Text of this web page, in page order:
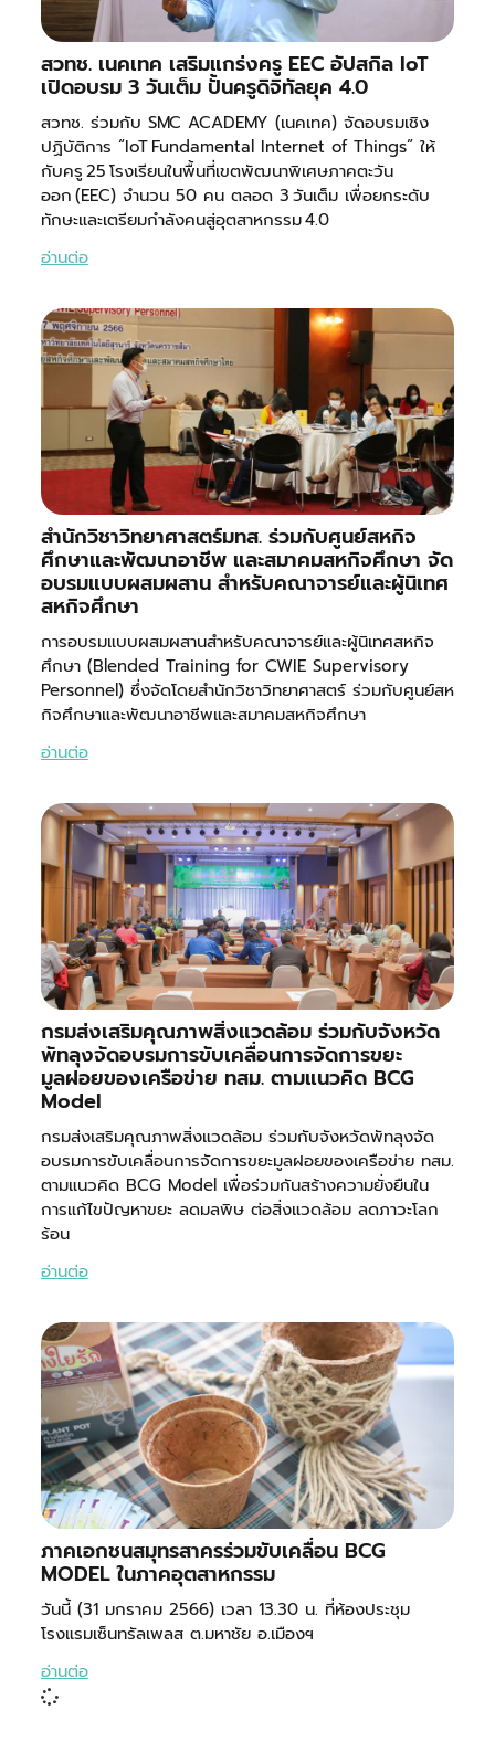
สวทช. เนคเทค เสริมแกร่งครู EEC อัปสกิล IoT
เปิดอบรม 3 วันเต็ม ปั้นครูดิจิทัลยุค 4.0
สวทช. ร่วมกับ SMC ACADEMY (เนคเทค) จัดอบรมเชิง
ปฏิบัติการ “IoT Fundamental Internet of Things” ให้
กับครู 25 โรงเรียนในพื้นที่เขตพัฒนาพิเศษภาคตะวัน
ออก (EEC) จำนวน 50 คน ตลอด 3 วันเต็ม เพื่อยกระดับ
ทักษะและเตรียมกำลังคนสู่อุตสาหกรรม 4.0
อ่านต่อ
สำนักวิชาวิทยาศาสตร์มทส. ร่วมกับศูนย์สหกิจ
ศึกษาและพัฒนาอาชีพ และสมาคมสหกิจศึกษา จัด
อบรมแบบผสมผสาน สำหรับคณาจารย์และผู้นิเทศ
สหกิจศึกษา
การอบรมแบบผสมผสานสำหรับคณาจารย์และผู้นิเทศสหกิจ
ศึกษา (Blended Training for CWIE Supervisory
Personnel) ซึ่งจัดโดยสำนักวิชาวิทยาศาสตร์ ร่วมกับศูนย์สห
กิจศึกษาและพัฒนาอาชีพและสมาคมสหกิจศึกษา
อ่านต่อ
กรมส่งเสริมคุณภาพสิ่งแวดล้อม ร่วมกับจังหวัด
พัทลุงจัดอบรมการขับเคลื่อนการจัดการขยะ
มูลฝอยของเครือข่าย ทสม. ตามแนวคิด BCG
Model
กรมส่งเสริมคุณภาพสิ่งแวดล้อม ร่วมกับจังหวัดพัทลุงจัด
อบรมการขับเคลื่อนการจัดการขยะมูลฝอยของเครือข่าย ทสม.
ตามแนวคิด BCG Model เพื่อร่วมกันสร้างความยั่งยืนใน
การแก้ไขปัญหาขยะ ลดมลพิษ ต่อสิ่งแวดล้อม ลดภาวะโลก
ร้อน
อ่านต่อ
ภาคเอกชนสมุทรสาครร่วมขับเคลื่อน BCG
MODEL ในภาคอุตสาหกรรม
วันนี้ (31 มกราคม 2566) เวลา 13.30 น. ที่ห้องประชุม
โรงแรมเซ็นทรัลเพลส ต.มหาชัย อ.เมืองฯ
อ่านต่อ